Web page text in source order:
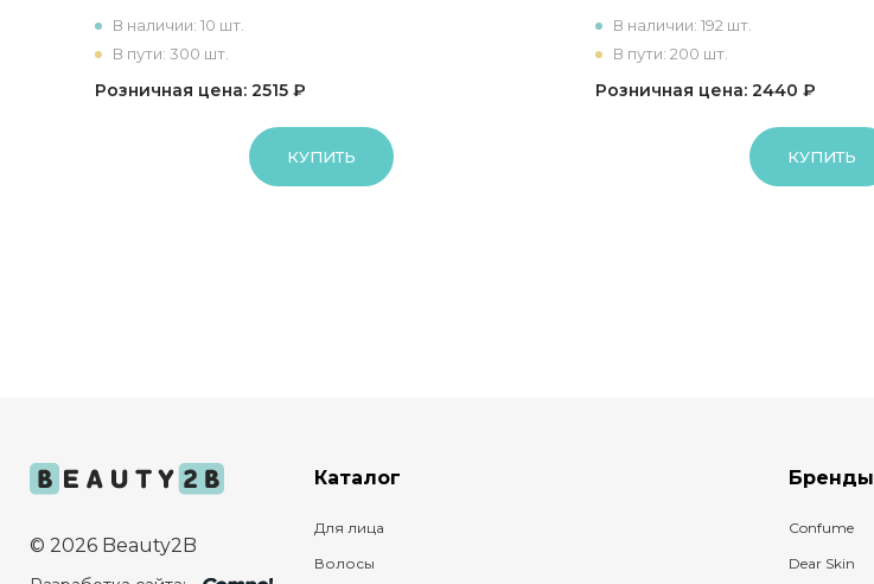
В наличии: 10 шт.
В пути: 300 шт.
Розничная цена: 2515 ₽
КУПИТЬ
В наличии: 192 шт.
В пути: 200 шт.
Розничная цена: 2440 ₽
КУПИТЬ
© 2026 Beauty2B
Каталог
Для лица
Волосы
Бренды
Confume
Dear Skin